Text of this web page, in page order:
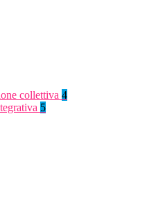
collettiva 4
5